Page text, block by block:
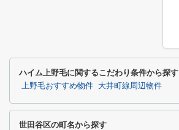
ハイム上野毛に関するこだわり条件から探す
上野毛おすすめ物件 大井町線周辺物件
世田谷区の町名から探す